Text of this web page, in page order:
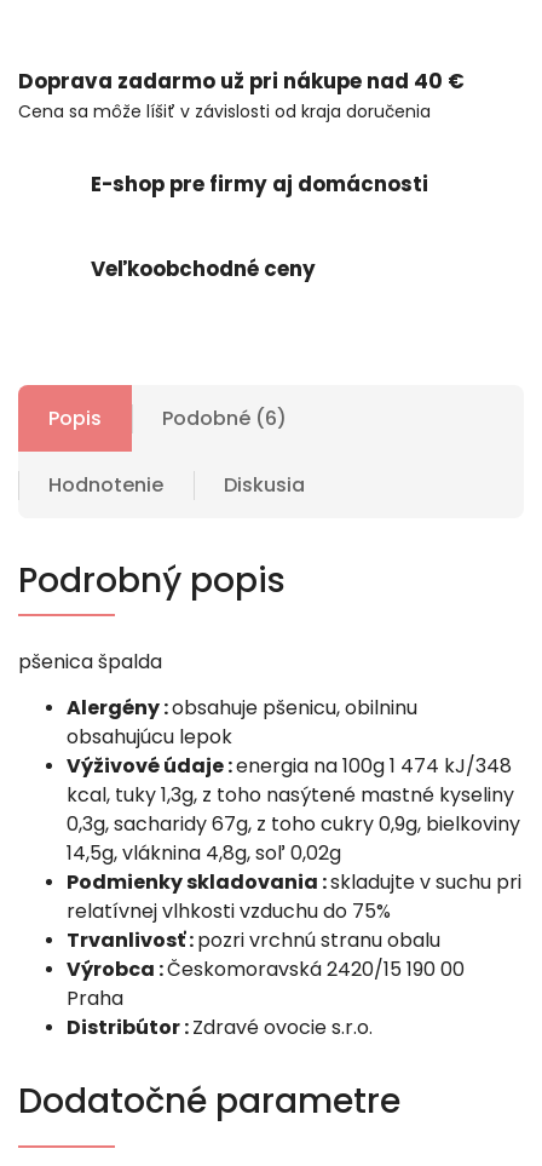
Doprava zadarmo už pri nákupe nad 40 €
Cena sa môže líšiť v závislosti od kraja doručenia
E-shop pre firmy aj domácnosti
Veľkoobchodné ceny
Popis Podobné (6)
Hodnotenie Diskusia
Podrobný popis
pšenica špalda
Alergény :obsahuje pšenicu, obilninu
obsahujúcu lepok
Výživové údaje :energia na 100g 1 474 kJ/348
kcal, tuky 1,3g, z toho nasýtené mastné kyseliny
0,3g, sacharidy 67g, z toho cukry 0,9g, bielkoviny
14,5g, vláknina 4,8g, soľ 0,02g
Podmienky skladovania :skladujte v suchu pri
relatívnej vlhkosti vzduchu do 75%
Trvanlivosť :pozri vrchnú stranu obalu
Výrobca :Českomoravská 2420/15 190 00
Praha
Distribútor :Zdravé ovocie s.r.o.
Dodatočné parametre